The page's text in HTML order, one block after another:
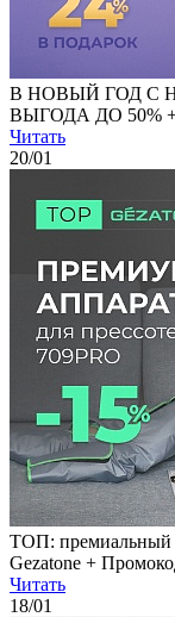
В НОВЫЙ ГОД С
ВЫГОДА ДО 50%
Читать
20/01
ТОП: премиальный
Gezatone +
Читать
18/01